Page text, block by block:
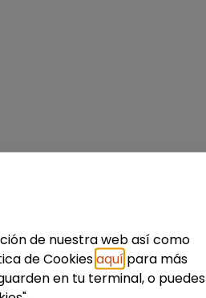
de nuestra web así como
de Cookiesaquí para más
en tu terminal, o puedes